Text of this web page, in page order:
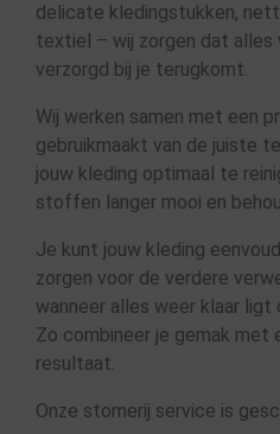
delicate kledingstukken,
textiel – wij zorgen dat alles
verzorgd bij je terugkomt.
Wij werken samen met een
gebruikmaakt van de juiste
jouw kleding optimaal te
stoffen langer mooi en
Je kunt jouw kleding
zorgen voor de verdere
wanneer alles weer klaar
Zo combineer je gemak met
resultaat.
Onze stomerij service is